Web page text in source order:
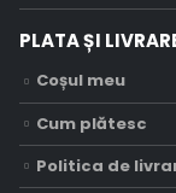
PLATA ȘI
Coșul meu
Cum plătesc
Politica de